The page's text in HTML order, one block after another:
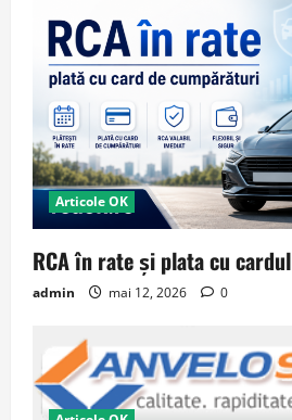
Articole OK
RCA în rate și plata cu cardul
admin mai 12, 2026 0